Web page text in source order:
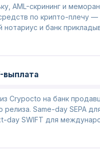
AML-скрининг и
по крипто-плечу —
нотариус и банк
выплата
Crypocto на банк
Same-day SEPA
day SWIFT для